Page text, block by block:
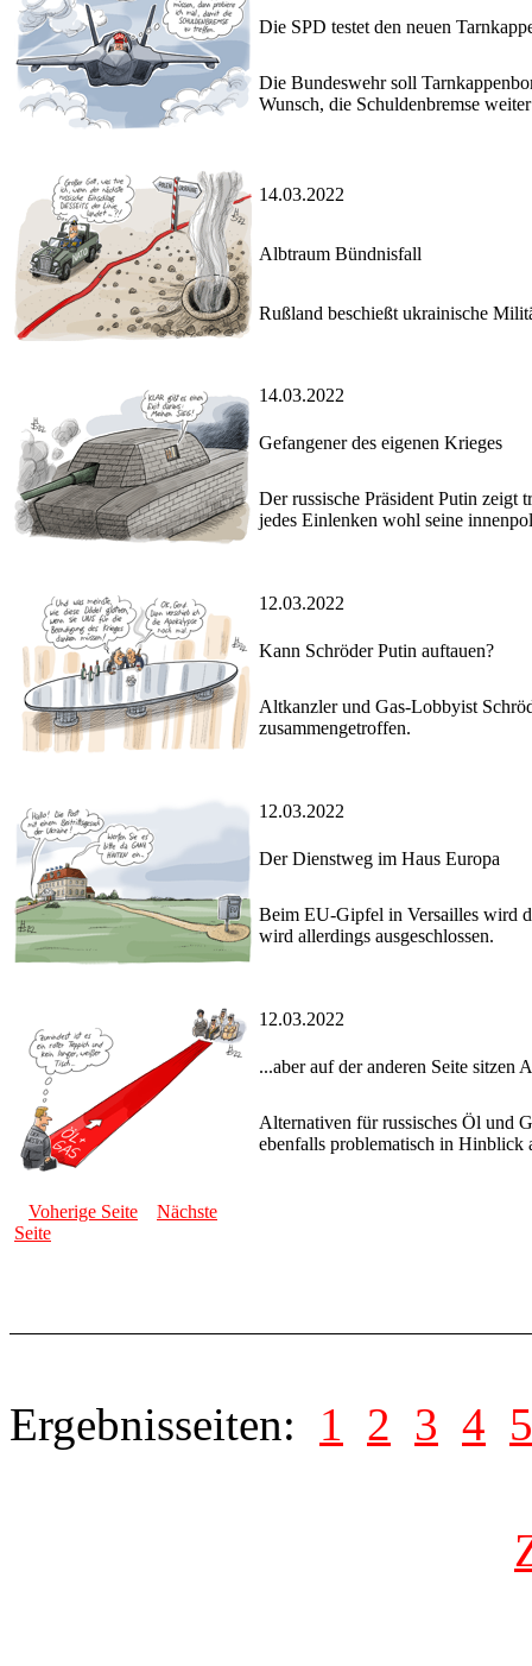
Die SPD testet den neuen
Die Bundeswehr soll
Wunsch, die Schuldenbremse
14.03.2022
Albtraum Bündnisfall
Rußland beschießt ukrainische
14.03.2022
Gefangener des eigenen Krieges
Der russische Präsident Putin zeigt
jedes Einlenken wohl seine
12.03.2022
Kann Schröder Putin auftauen?
Altkanzler und Gas-Lobbyist
zusammengetroffen.
12.03.2022
Der Dienstweg im Haus Europa
Beim EU-Gipfel in Versailles wird
wird allerdings ausgeschlossen.
12.03.2022
...aber auf der anderen Seite sitzen
Alternativen für russisches Öl und
ebenfalls problematisch in Hinblick
Voherige Seite
Nächste
Seite
Ergebnisseiten: 1 2 3 4 5